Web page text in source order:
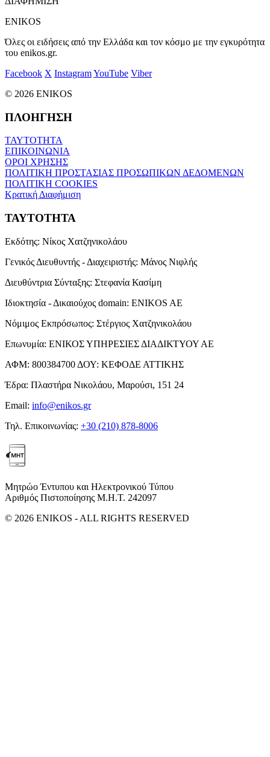
ENIKOS
Όλες οι ειδήσεις από την Ελλάδα και τον κόσμο με την εγκυρότητα
του enikos.gr.
Facebook X InstagramYouTube Viber
© 2026 ENIKOS
ΠΛΟΗΓΗΣΗ
ΤΑΥΤΟΤΗΤΑ
ΕΠΙΚΟΙΝΩΝΙΑ
ΟΡΟΙ ΧΡΗΣΗΣ
ΠΟΛΙΤΙΚΗ ΠΡΟΣΤΑΣΙΑΣ ΠΡΟΣΩΠΙΚΩΝ ΔΕΔΟΜΕΝΩΝ
ΠΟΛΙΤΙΚΗ COOKIES
Κρατική Διαφήμιση
ΤΑΥΤΟΤΗΤΑ
Εκδότης: Νίκος Χατζηνικολάου
Γενικός Διευθυντής - Διαχειριστής: Μάνος Νιφλής
Διευθύντρια Σύνταξης: Στεφανία Κασίμη
Ιδιοκτησία - Δικαιούχος domain: ENIKOS AE
Νόμιμος Εκπρόσωπος: Στέργιος Χατζηνικολάου
Επωνυμία: ΕΝΙΚΟΣ ΥΠΗΡΕΣΙΕΣ ΔΙΑΔΙΚΤΥΟΥ ΑΕ
ΑΦΜ: 800384700 ΔΟΥ: ΚΕΦΟΔΕ ΑΤΤΙΚΗΣ
Έδρα: Πλαστήρα Νικολάου, Μαρούσι, 151 24
Email: info@enikos.gr
Τηλ. Επικοινωνίας: +30 (210) 878-8006
Μητρώο Έντυπου και Ηλεκτρονικού Τύπου
Αριθμός Πιστοποίησης Μ.Η.Τ. 242097
© 2026 ENIKOS - ALL RIGHTS RESERVED